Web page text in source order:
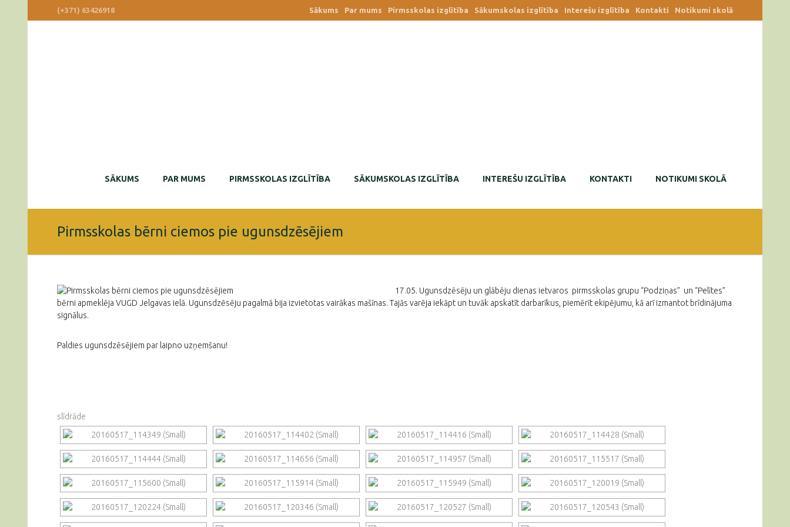
Sākums Par mums Pirmsskolas izglītība Sākumskolas izglītība Interešu izglītība Kontakti Notikumi skolā
(+371) 63426918
SĀKUMS PAR MUMS PIRMSSKOLAS IZGLĪTĪBA SĀKUMSKOLAS IZGLĪTĪBA INTEREŠU IZGLĪTĪBA KONTAKTI NOTIKUMI SKOLĀ
Pirmsskolas bērni ciemos pie ugunsdzēsējiem
17.05. Ugunsdzēsēju un glābēju dienas ietvaros pirmsskolas grupu “Podziņas” un “Pelītes”
bērni apmeklēja VUGD Jelgavas ielā. Ugunsdzēsēju pagalmā bija izvietotas vairākas mašīnas. Tajās varēja iekāpt un tuvāk apskatīt darbarīkus, piemērīt ekipējumu, kā arī izmantot brīdinājuma
signālus.
Paldies ugunsdzēsējiem par laipno uzņemšanu!
slīdrāde